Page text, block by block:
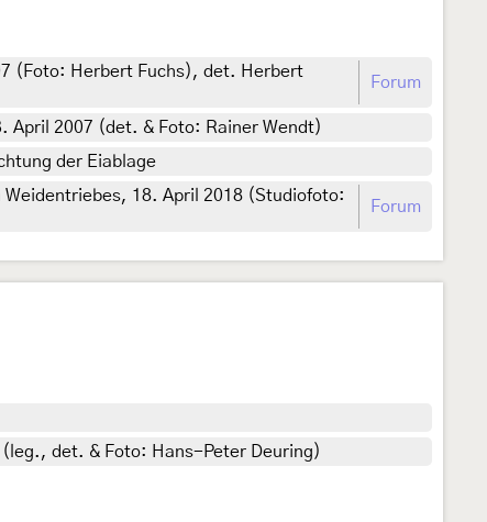
(Foto: Herbert Fuchs), det. Herbert
Forum
April 2007 (det. & Foto: Rainer Wendt)
der Eiablage
18. April 2018 (Studiofoto:
Forum
det. & Foto: Hans-Peter Deuring)